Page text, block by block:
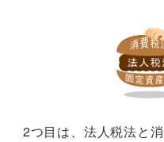
2つ目は、法人税法と